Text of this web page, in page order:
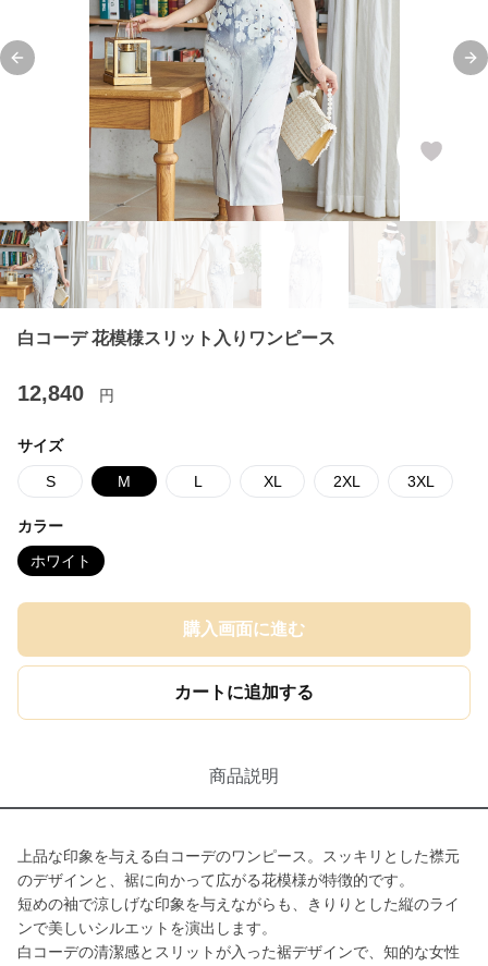
Previous slide
白コーデ 花模様スリット入りワンピース
12,840 円
サイズ
S M L XL 2XL 3XL
カラー
ホワイト
購入画面に進む
カートに追加する
商品説明
上品な印象を与える白コーデのワンピース。スッキリとした襟元
のデザインと、裾に向かって広がる花模様が特徴的です。
短めの袖で涼しげな印象を与えながらも、きりりとした縦のライ
ンで美しいシルエットを演出します。
白コーデの清潔感とスリットが入った裾デザインで、知的な女性